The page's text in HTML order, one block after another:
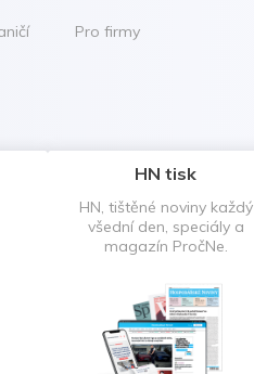
Pro firmy
HN tisk
HN, tištěné noviny každý
všední den, speciály a
magazín PročNe.